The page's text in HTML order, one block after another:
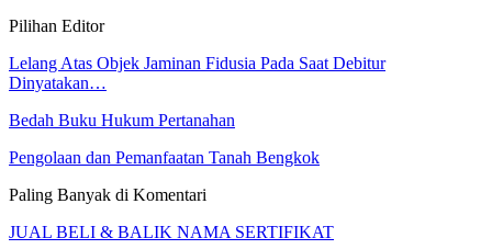
Pilihan Editor
Lelang Atas Objek Jaminan Fidusia Pada Saat Debitur
Dinyatakan…
Bedah Buku Hukum Pertanahan
Pengolaan dan Pemanfaatan Tanah Bengkok
Paling Banyak di Komentari
JUAL BELI & BALIK NAMA SERTIFIKAT